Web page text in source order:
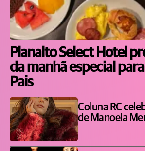
Planalto Select Hotel
da manhã especial
Pais
Coluna RC
de Manoela